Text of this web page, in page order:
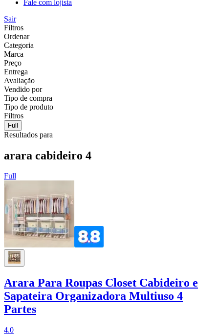
Fale com lojista
Sair
Filtros
Ordenar
Categoria
Marca
Preço
Entrega
Avaliação
Vendido por
Tipo de compra
Tipo de produto
Filtros
Full
Resultados para
arara cabideiro 4
Full
Arara Para Roupas Closet Cabideiro e
Sapateira Organizadora Multiuso 4
Partes
4.0